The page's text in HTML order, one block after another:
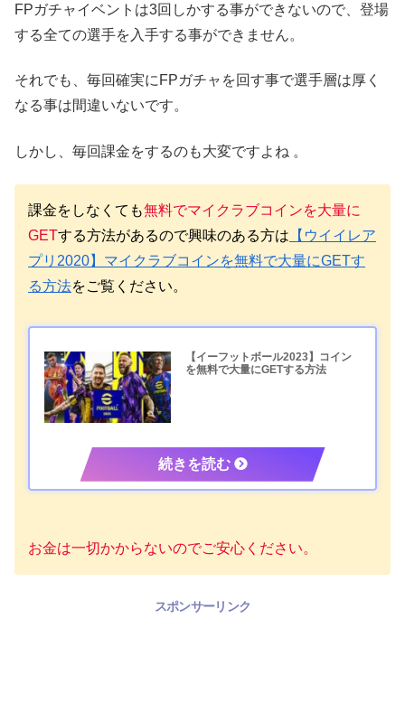
FPガチャイベントは3回しかする事ができないので、登場
する全ての選手を入手する事ができません。
それでも、毎回確実にFPガチャを回す事で選手層は厚く
なる事は間違いないです。
しかし、毎回課金をするのも大変ですよね 。
課金をしなくても無料でマイクラブコインを大量に
GETする方法があるので興味のある方は 【ウイイレア
プリ2020】マイクラブコインを無料で大量にGETす
る方法をご覧ください。
【イーフットボール2023】コイン
を無料で大量にGETする方法
お金は一切かからないのでご安心ください。
スポンサーリンク